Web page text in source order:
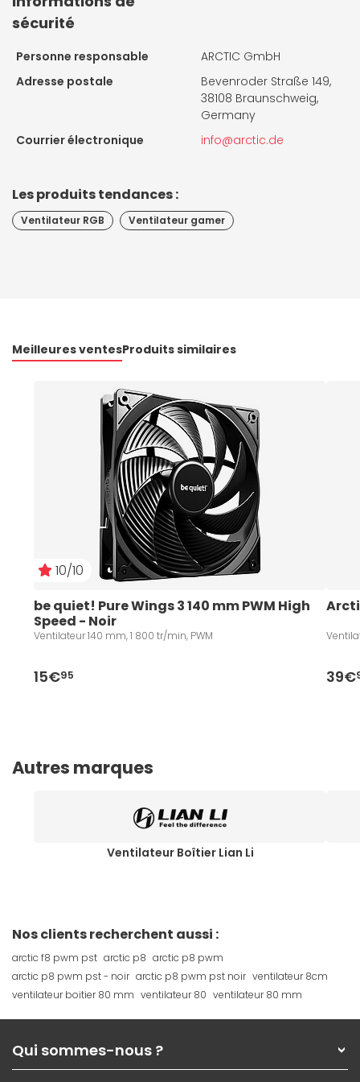
sécurité
Personne responsable
ARCTIC GmbH
Adresse postale
Bevenroder Straße 149,
38108 Braunschweig,
Germany
Courrier électronique
info@arctic.de
Les produits tendances :
Ventilateur RGB Ventilateur gamer
Meilleures ventesProduits similaires
10/10
be quiet! Pure Wings 3 140 mm PWM High
Speed - Noir
Ventilateur 140 mm, 1 800 tr/min, PWM
15€95 39€
Autres marques
Ventilateur Boîtier Lian Li
Nos clients recherchent aussi :
arctic f8 pwm pst arctic p8 arctic p8 pwm
arctic p8 pwm pst - noir arctic p8 pwm pst noir ventilateur 8cm
ventilateur boitier 80 mm ventilateur 80 ventilateur 80 mm
Qui sommes-nous ?